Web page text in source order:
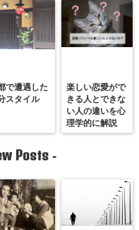
で遭遇した
スタイル
楽しい恋愛がで
きる人とできな
い人の違いを心
理学的に解説
Posts -